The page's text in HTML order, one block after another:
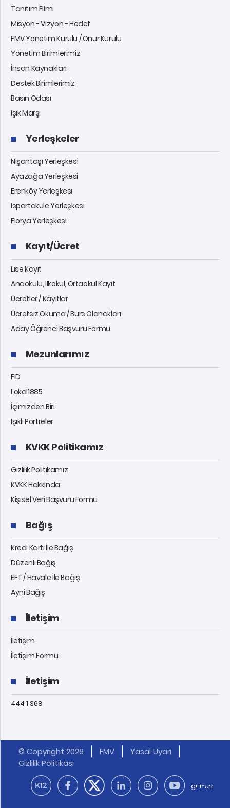
Tanıtım Filmi
Misyon - Vizyon - Hedef
FMV Yönetim Kurulu / Onur Kurulu
Yönetim Birimlerimiz
İnsan Kaynakları
Destek Birimlerimiz
Basın Odası
Işık Marşı
Yerleşkeler
Nişantaşı Yerleşkesi
Ayazağa Yerleşkesi
Erenköy Yerleşkesi
Ispartakule Yerleşkesi
Florya Yerleşkesi
Kayıt/Ücret
Lise Kayıt
Anaokulu, İlkokul, Ortaokul Kayıt
Ücretler / Kayıtlar
Ücretsiz Okuma / Burs Olanakları
Aday Öğrenci Başvuru Formu
Mezunlarımız
FID
Lokal1885
İçimizden Biri
Işıklı Portreler
KVKK Politikamız
Gizlilik Politikamız
KVKK Hakkında
Kişisel Veri Başvuru Formu
Bağış
Kredi Kartı İle Bağış
Düzenli Bağış
EFT / Havale İle Bağış
Ayni Bağış
İletişim
İletişim
İletişim Formu
İletişim
444 1 368
© Copyright 2026 FMV
Yasal Uyarı
Gizlilik Politikası
grimor